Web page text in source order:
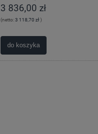
3 836,00 zł
(netto:3 118,70 zł)
do koszyka